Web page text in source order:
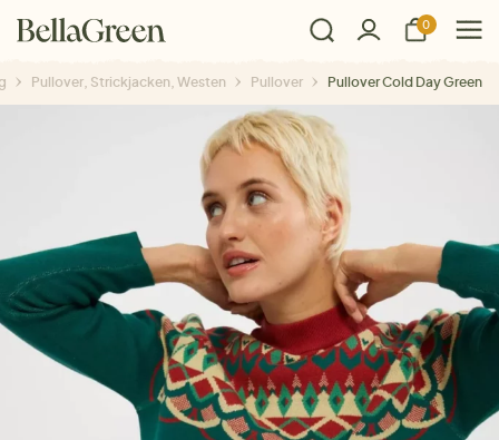
0
Pullover, Strickjacken, Westen Pullover Pullover Cold Day Green